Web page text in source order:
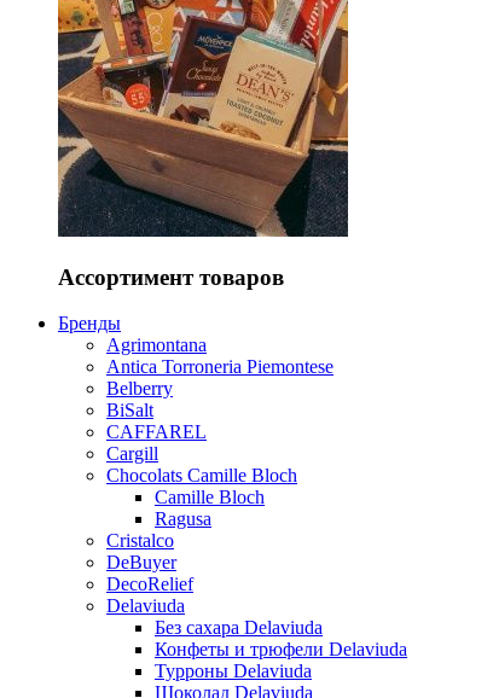
Ассортимент товаров
Бренды
Agrimontana
Antica Torroneria Piemontese
Belberry
BiSalt
CAFFAREL
Cargill
Chocolats Camille Bloch
Camille Bloch
Ragusa
Cristalco
DeBuyer
DecoRelief
Delaviuda
Без сахара Delaviuda
Конфеты и трюфели Delaviuda
Турроны Delaviuda
Шоколад Delaviuda